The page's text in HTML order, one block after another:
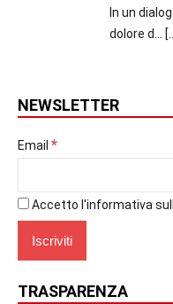
In un
dolore d...
NEWSLETTER
Email *
Accetto l'informativa
TRASPARENZA